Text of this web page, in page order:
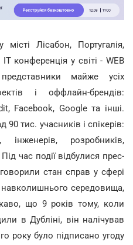
Лісабон, Португалія,
конференція у світі - WEB
майже усіх
і оффлайн-брендів:
Facebook, Google та інші.
90 тис. учасників і спікерів:
інженерів, розробників,
час події відбулися прес-
стан справ у сфері
навколишнього середовища,
що 9 років тому, коли
в Дубліні, він налічував
року було підписано угоду